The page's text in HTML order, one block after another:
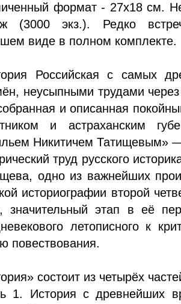
формат - 27x18 см.
(3000 экз.). Редко
виде в полном комплекте.
Российская с самых
неусыпными трудами через
и описанная
и астраханским
Никитичем Татищевым»
труд русского
одно из важнейших
историографии второй
значительный этап в её
летописного к
повествования.
состоит из четырёх
1. История с древнейших